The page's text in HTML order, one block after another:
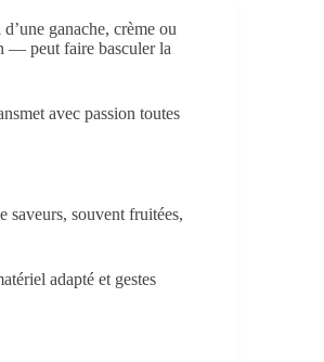
ganache, crème ou
— peut faire basculer la
avec passion toutes
saveurs, souvent fruitées,
adapté et gestes